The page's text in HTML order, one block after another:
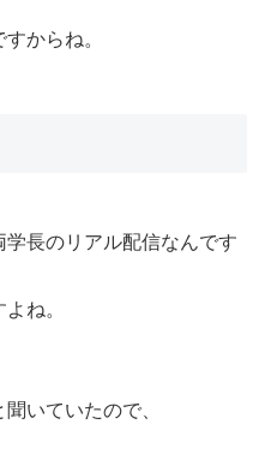
からね。
長のリアル配信なんです
ね。
いていたので、